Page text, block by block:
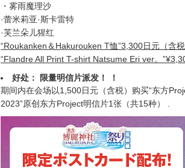
・雾雨魔理沙
·蕾米莉亚·斯卡雷特
·芙兰朵儿猩红
“Roukanken＆Hakurouken T恤”3,300日元（含税
“Flandre All Print T-shirt Natsume Eri ver。
好处： 限量明信片派发！ ！
期间内在会场以1,500日元（含税）购买“东方
2023”原创东方Project明信片1张（共15种） .